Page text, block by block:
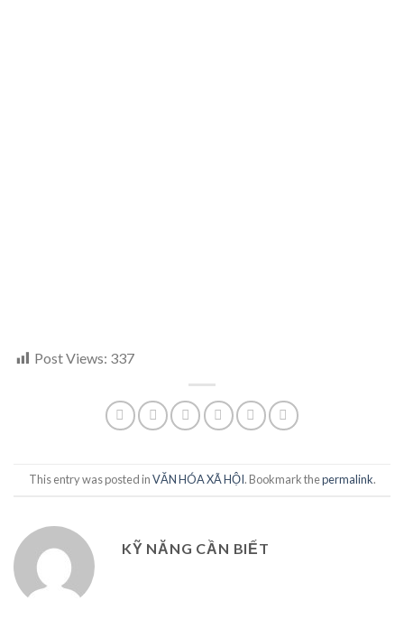
Post Views: 337
This entry was posted inVĂN HÓA XÃ HỘI. Bookmark thepermalink.
KỸ NĂNG CẦN BIẾT